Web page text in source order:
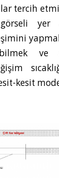
tercih
yer
ve
kesit